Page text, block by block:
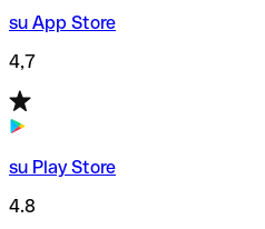
su App Store
4,7
su Play Store
4.8